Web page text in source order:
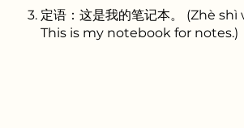
定语：这是我的笔记本。 (Zhè
This is my notebook for notes.)